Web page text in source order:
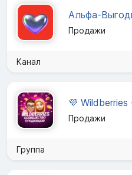
Альфа-
Продажи
Канал
Продажи
Группа